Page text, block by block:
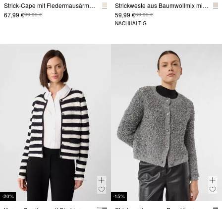
Strick-Cape mit Fledermausärmeln und Knopf-Details
67,99 €99,99 €
Strickweste aus Baumwollmix mit Umlegekragen
59,99 €69,99 €
NACHHALTIG
-20% -15%